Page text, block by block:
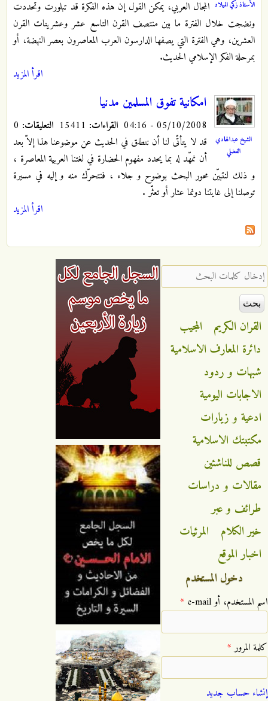
الأستاذ زكي الميلاد المجال العربي، يمكن القول إن هذه الفكرة قد تبلورت وتحددت
ونضجت خلال الفترة ما بين منتصف القرن التاسع عشر وعشرينات القرن
العشرين، وهي الفترة التي يصفها الدارسون العرب المعاصرون بعصر النهضة، أو
بمرحلة الفكر الإسلامي الحديث.
اقرأ المزيد
الشيخ عبدالهادي
الفضلي
امكانية تفوق المسلمين مدنيا
05/10/2008 - 04:16 القراءات: التعليقات:
قد لا يتأتّى لنا أن ننطلق في الحديث عن موضوعنا هذا إلاّ بعد
أن نمهّد له بما يحدد مفهوم الحضارة في لغتنا العربية المعاصرة ،
و ذلك لنتبيّن محور البحث بوضوح و جلاء ، فنتحرّك منه و إليه في مسيرة
توصلنا إلى غايتنا دونما عثار أو تعثّر .
اقرأ المزيد
‏إدخال كلمات البحث ‏
القران الكريم
المجيب
دائرة المعارف الاسلامية
شبهات و ردود
الاجابات اليومية
ادعية و زيارات
مكتبتك الاسلامية
قصص للناشئين
مقالات و دراسات
طرائف و عبر
خير الكلام
المرئيات
اخبار الموقع
دخول المستخدم
‏اسم المستخدم، أو e-mail ‏ *
‏كلمة المرور ‏*
إنشاء حساب جديد